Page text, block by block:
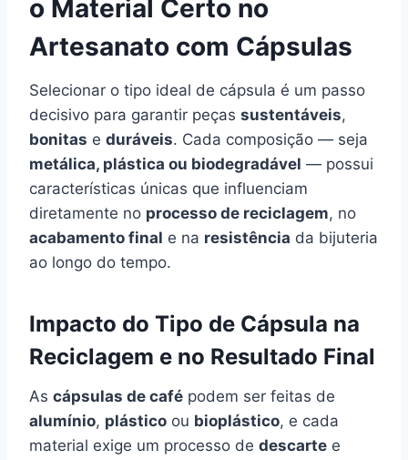
o Material Certo no
Artesanato com Cápsulas
Selecionar o tipo ideal de cápsula é um passo
decisivo para garantir peças sustentáveis,
bonitas e duráveis. Cada composição — seja
metálica, plástica ou biodegradável — possui
características únicas que influenciam
diretamente no processo de reciclagem, no
acabamento final e na resistência da bijuteria
ao longo do tempo.
Impacto do Tipo de Cápsula na
Reciclagem e no Resultado Final
As cápsulas de café podem ser feitas de
alumínio, plástico ou bioplástico, e cada
material exige um processo de descarte e